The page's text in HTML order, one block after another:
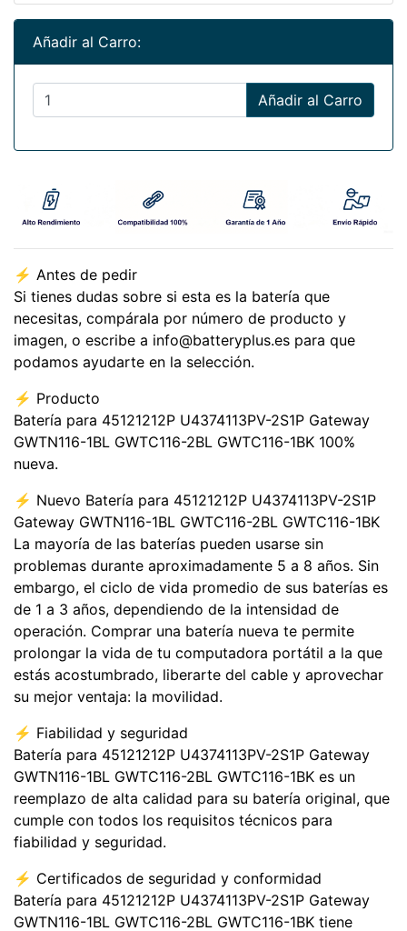
Añadir al Carro:
Añadir al Carro
⚡️ Antes de pedir
Si tienes dudas sobre si esta es la batería que
necesitas, compárala por número de producto y
imagen, o escribe a info@batteryplus.es para que
podamos ayudarte en la selección.
⚡️ Producto
Batería para 45121212P U4374113PV-2S1P Gateway
GWTN116-1BL GWTC116-2BL GWTC116-1BK 100%
nueva.
⚡️ Nuevo Batería para 45121212P U4374113PV-2S1P
Gateway GWTN116-1BL GWTC116-2BL GWTC116-1BK
La mayoría de las baterías pueden usarse sin
problemas durante aproximadamente 5 a 8 años. Sin
embargo, el ciclo de vida promedio de sus baterías es
de 1 a 3 años, dependiendo de la intensidad de
operación. Comprar una batería nueva te permite
prolongar la vida de tu computadora portátil a la que
estás acostumbrado, liberarte del cable y aprovechar
su mejor ventaja: la movilidad.
⚡️ Fiabilidad y seguridad
Batería para 45121212P U4374113PV-2S1P Gateway
GWTN116-1BL GWTC116-2BL GWTC116-1BK es un
reemplazo de alta calidad para su batería original, que
cumple con todos los requisitos técnicos para
fiabilidad y seguridad.
⚡️ Certificados de seguridad y conformidad
Batería para 45121212P U4374113PV-2S1P Gateway
GWTN116-1BL GWTC116-2BL GWTC116-1BK tiene